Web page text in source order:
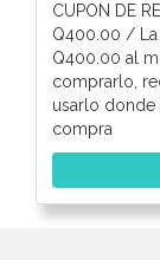
CUPON DE
Q400.00 /
Q400.00 al
comprarlo,
usarlo donde
compra